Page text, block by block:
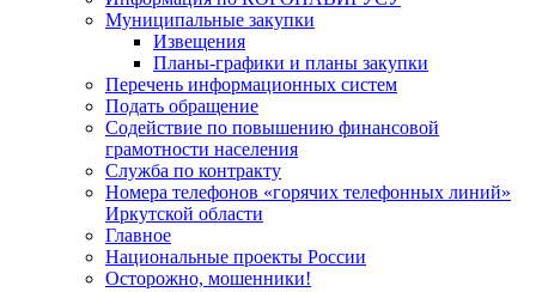
Муниципальные закупки
Извещения
Планы-графики и планы закупки
Перечень информационных систем
Подать обращение
Содействие по повышению финансовой
грамотности населения
Служба по контракту
Номера телефонов «горячих телефонных линий»
Иркутской области
Главное
Национальные проекты России
Осторожно, мошенники!